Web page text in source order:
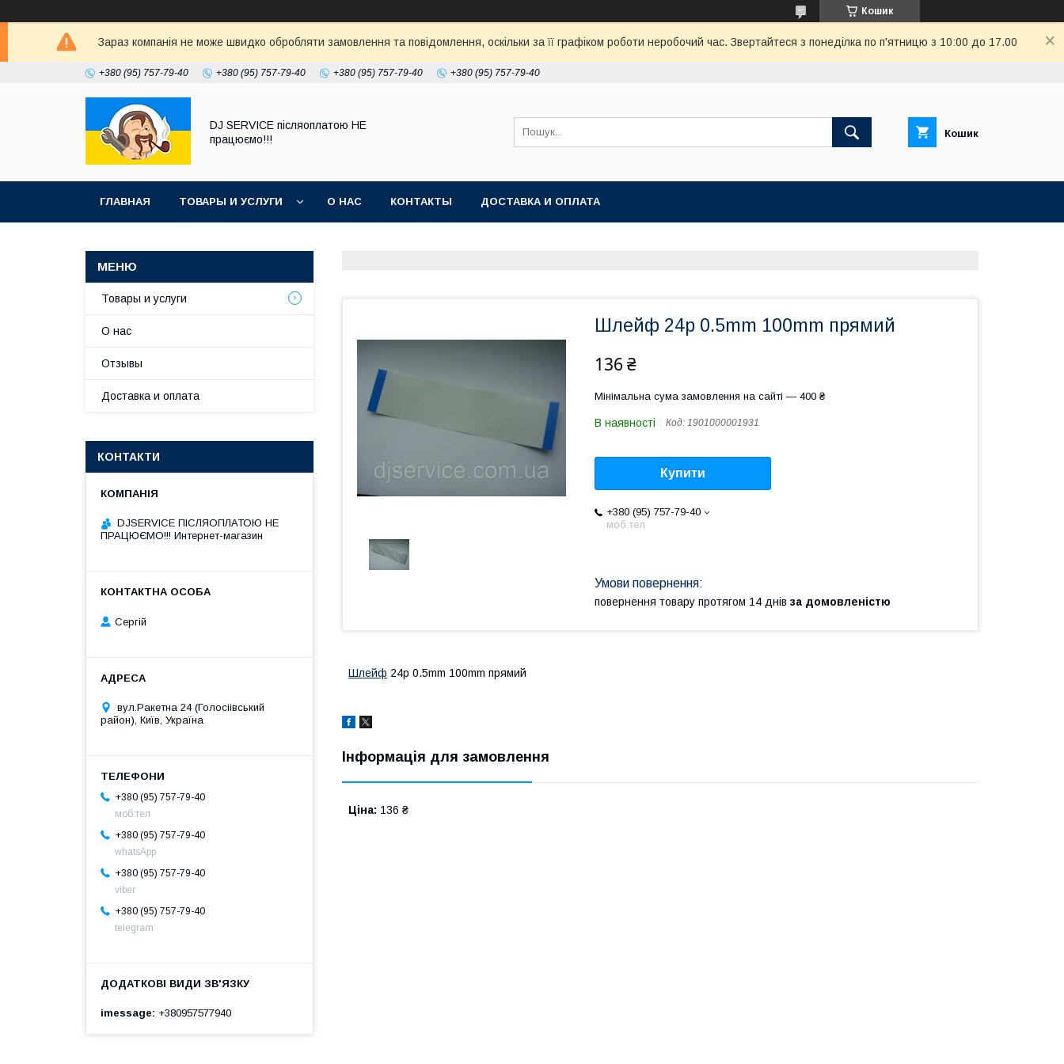
Кошик
Зараз компанія не може швидко обробляти замовлення та повідомлення, оскільки за її графіком роботи неробочий час. Звертайтеся з понеділка по п'ятницю з 10:00 до 17.00
+380 (95) 757-79-40 +380 (95) 757-79-40 +380 (95) 757-79-40 +380 (95) 757-79-40
DJ SERVICE пiсляоплатою НЕ
працюємо!!!
Кошик
ГЛАВНАЯ ТОВАРЫ И УСЛУГИ О НАС КОНТАКТЫ ДОСТАВКА И ОПЛАТА
Шлейф 24p 0.5mm 100mm прямий
136 ₴
Мінімальна сума замовлення на сайті — 400 ₴
В наявності Код: 1901000001931
Купити
+380 (95) 757-79-40
моб.тел
повернення товару протягом 14 днів за домовленістю
Шлейф 24p 0.5mm 100mm прямий
Інформація для замовлення
Ціна: 136 ₴
Товары и услуги
О нас
Отзывы
Доставка и оплата
КОНТАКТИ
DJSERVICE ПІСЛЯОПЛАТОЮ НЕ
ПРАЦЮЄМО!!! Интернет-магазин
Сергій
вул.Ракетна 24 (Голосіівський
район), Київ, Україна
+380 (95) 757-79-40
моб.тел
+380 (95) 757-79-40
whatsApp
+380 (95) 757-79-40
viber
+380 (95) 757-79-40
telegram
imessage +380957577940